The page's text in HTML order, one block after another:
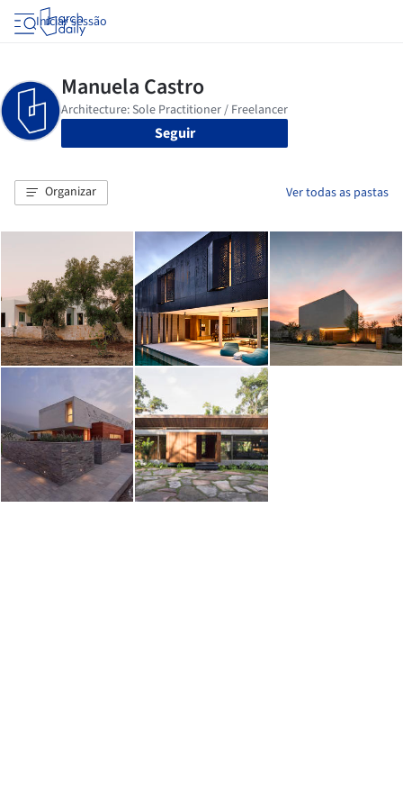
Iniciar sessão
Seguir
Organizar Ver todas as pastas